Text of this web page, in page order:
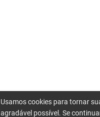
Usamos cookies para tornar
agradável possível. Se